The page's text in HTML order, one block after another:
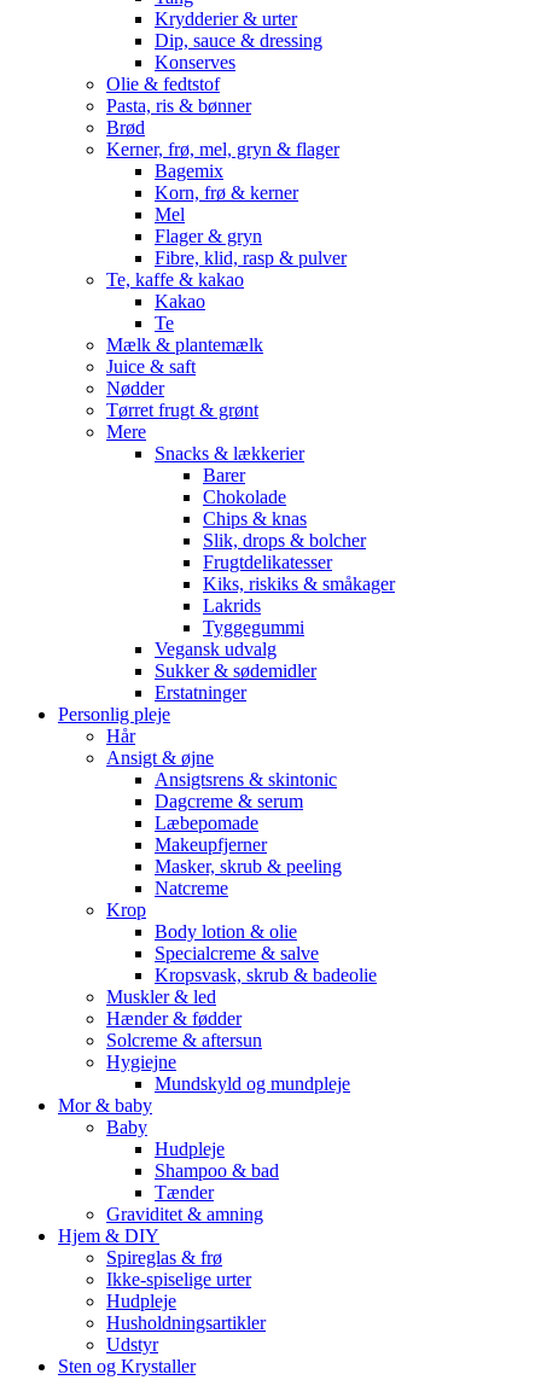
Krydderier & urter
Dip, sauce & dressing
Konserves
Olie & fedtstof
Pasta, ris & bønner
Brød
Kerner, frø, mel, gryn & flager
Bagemix
Korn, frø & kerner
Mel
Flager & gryn
Fibre, klid, rasp & pulver
Te, kaffe & kakao
Kakao
Te
Mælk & plantemælk
Juice & saft
Nødder
Tørret frugt & grønt
Mere
Snacks & lækkerier
Barer
Chokolade
Chips & knas
Slik, drops & bolcher
Frugtdelikatesser
Kiks, riskiks & småkager
Lakrids
Tyggegummi
Vegansk udvalg
Sukker & sødemidler
Erstatninger
Personlig pleje
Hår
Ansigt & øjne
Ansigtsrens & skintonic
Dagcreme & serum
Læbepomade
Makeupfjerner
Masker, skrub & peeling
Natcreme
Krop
Body lotion & olie
Specialcreme & salve
Kropsvask, skrub & badeolie
Muskler & led
Hænder & fødder
Solcreme & aftersun
Hygiejne
Mundskyld og mundpleje
Mor & baby
Baby
Hudpleje
Shampoo & bad
Tænder
Graviditet & amning
Hjem & DIY
Spireglas & frø
Ikke-spiselige urter
Hudpleje
Husholdningsartikler
Udstyr
Sten og Krystaller